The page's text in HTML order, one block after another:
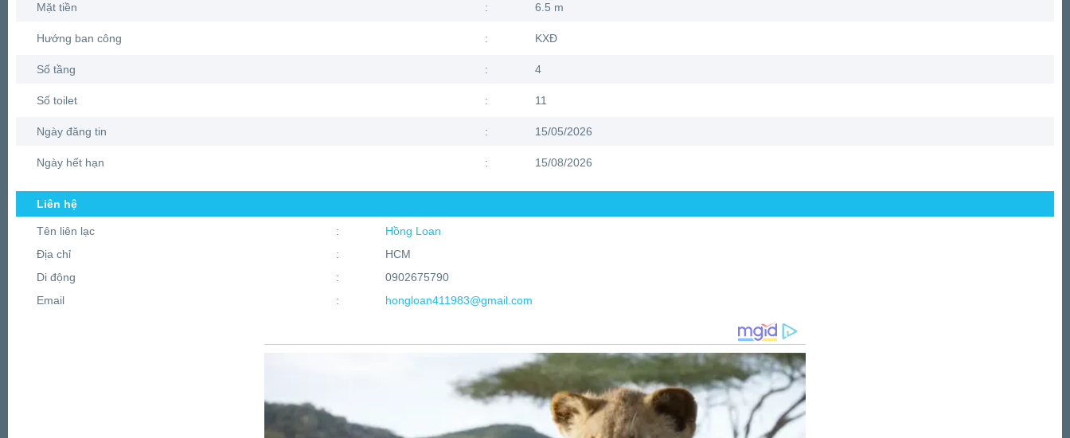
Mặt tiền : 6.5 m
Hướng ban công : KXĐ
Số tầng : 4
Số toilet : 11
Ngày đăng tin : 15/05/2026
Ngày hết hạn : 15/08/2026
Liên hệ
Tên liên lạc :
Hồng Loan
Địa chỉ
:
HCM
Di động
:
0902675790
Email
: hongloan411983@gmail.com